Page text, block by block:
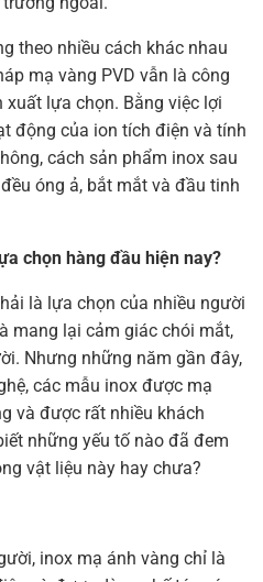
theo nhiều cách khác nhau
mạ vàng PVD vẫn là công
lựa chọn. Bằng việc lợi
động của ion tích điện và tính
cách sản phẩm inox sau
óng ả, bắt mắt và đầu tinh
chọn hàng đầu hiện nay?
là lựa chọn của nhiều người
mang lại cảm giác chói mắt,
Nhưng những năm gần đây,
các mẫu inox được mạ
và được rất nhiều khách
những yếu tố nào đã đem
vật liệu này hay chưa?
inox mạ ánh vàng chỉ là